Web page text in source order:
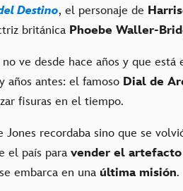
Destino, el personaje de
británica Phoebe Waller-
ve desde hace años y que
años antes: el famoso Dial de
fisuras en el tiempo.
Jones recordaba sino que se
el país para vender el
embarca en una última misión.